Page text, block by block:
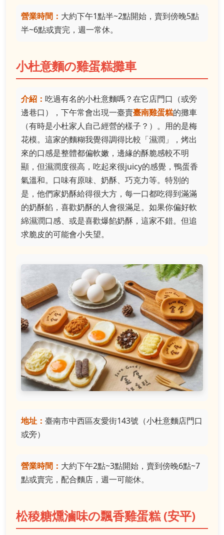
營業時間： 大約下午1點半~2點開始，賣到傍晚5點
半~6點或賣完，週一常休。
小杜意麵の雞蛋糕攤車
介紹： 吃過有名的小杜意麵嗎？在它店門口（或旁
邊巷口），下午常會出現一臺賣臺南雞蛋糕的攤車
（有時是小杜家人自己經營的樣子？）。用的是梅
花模。這家的麵糊我覺得調得比較「濕潤」，烤出
來的口感是整體都偏軟嫩，邊緣的酥脆感較不明
顯，但濕潤度很高，吃起來很juicy的感覺，鴨蛋香
氣溫和。口味有原味、奶酥、巧克力等。特別的
是，他們家奶酥給得很大方，每一口都吃得到滿滿
的奶酥餡，喜歡奶酥的人會很滿足。如果你偏好軟
綿濕潤口感、或是喜歡爆餡奶酥，這家不錯。但追
求脆皮的可能會小失望。
地址： 臺南市中西區友愛街143號（小杜意麵店門口
或旁）
營業時間： 大約下午2點~3點開始，賣到傍晚6點~7
點或賣完，配合麵店，週一可能休。
松稜糖燻滷味の飄香雞蛋糕 (安平)